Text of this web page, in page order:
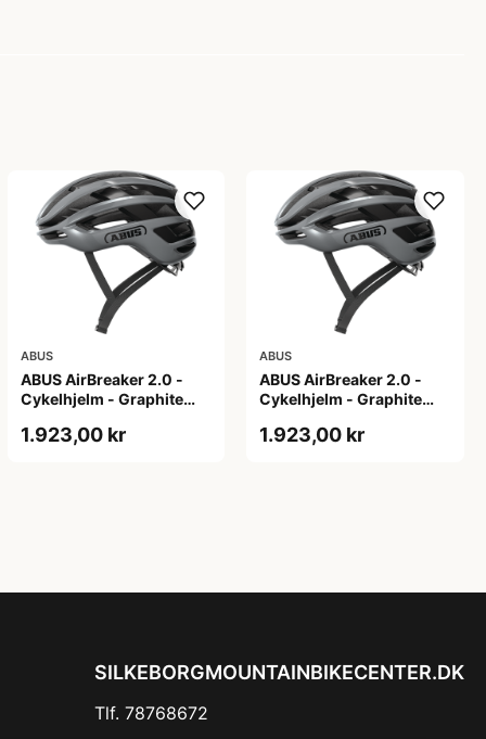
ABUS
ABUS AirBreaker 2.0 -
Cykelhjelm - Graphite
1.923,00 kr
ABUS
ABUS AirBreaker 2.0 -
Cykelhjelm - Graphite
1.923,00 kr
SILKEBORGMOUNTAINBIKECENTER.DK
Tlf. 78768672